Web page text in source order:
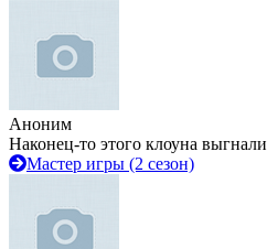
Аноним
Наконец-то этого клоуна выгнали
Мастер игры (2 сезон)